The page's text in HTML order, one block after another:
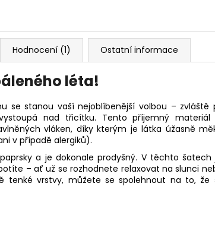
Hodnocení (1) Ostatní informace
léta!
se stanou vaší nejoblíbenější volbou – zvláště
nad třicítku. Tento příjemný materiál
vláken, díky kterým je látka úžasně
v případě alergiků).
a je dokonale prodyšný. V těchto šatech
–⁠⁠⁠⁠⁠⁠ ať už se rozhodnete relaxovat na slunci
tenké vrstvy, můžete se spolehnout na to, že